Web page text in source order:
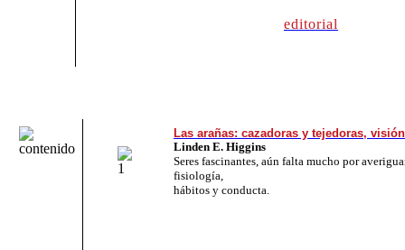
editorial
Las arañas: cazadoras y tejedoras,
Linden E. Higgins
Seres fascinantes, aún falta mucho por
fisiología,
hábitos y conducta.